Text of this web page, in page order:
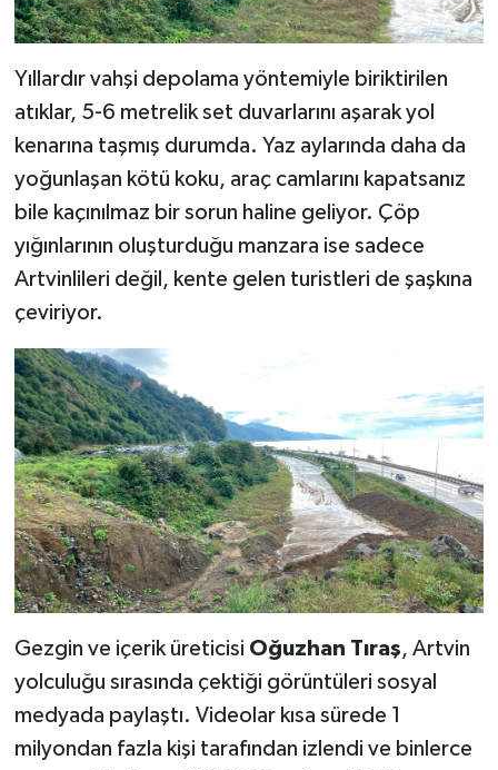
Yıllardır vahşi depolama yöntemiyle biriktirilen
atıklar, 5-6 metrelik set duvarlarını aşarak yol
kenarına taşmış durumda. Yaz aylarında daha da
yoğunlaşan kötü koku, araç camlarını kapatsanız
bile kaçınılmaz bir sorun haline geliyor. Çöp
yığınlarının oluşturduğu manzara ise sadece
Artvinlileri değil, kente gelen turistleri de şaşkına
çeviriyor.
Gezgin ve içerik üreticisi Oğuzhan Tıraş, Artvin
yolculuğu sırasında çektiği görüntüleri sosyal
medyada paylaştı. Videolar kısa sürede 1
milyondan fazla kişi tarafından izlendi ve binlerce